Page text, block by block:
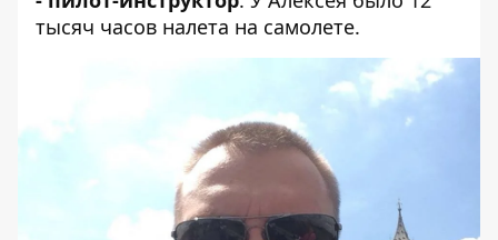
тысяч часов налета на самолете.